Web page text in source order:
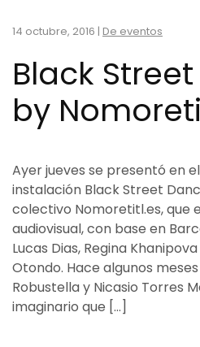
14 octubre, 2016 | De eventos
Black
by
Ayer jueves se presentó en
instalación Black Street
colectivo Nomoretitl.es, que
audiovisual, con base en
Lucas Dias, Regina
Otondo. Hace algunos
Robustella y Nicasio Torres
imaginario que […]